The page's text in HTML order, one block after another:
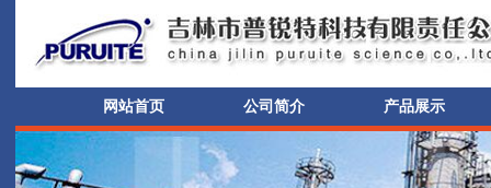
网站首页 公司简介 产品展示